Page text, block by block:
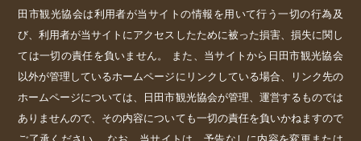
田市観光協会は利用者が当サイトの情報を用いて行う一切の行為及
び、利用者が当サイトにアクセスしたために被った損害、損失に関し
ては一切の責任を負いません。 また、当サイトから日田市観光協会
以外が管理しているホームページにリンクしている場合、リンク先の
ホームページについては、日田市観光協会が管理、運営するものでは
ありませんので、その内容についても一切の責任を負いかねますので